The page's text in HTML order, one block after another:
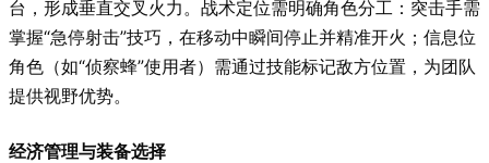
台，形成垂直交叉火力。战术定位需明确角色分工：突击手需
掌握“急停射击”技巧，在移动中瞬间停止并精准开火；信息位
角色（如“侦察蜂”使用者）需通过技能标记敌方位置，为团队
提供视野优势。
经济管理与装备选择